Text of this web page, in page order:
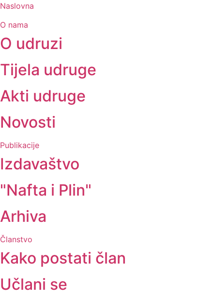
Naslovna
O nama
O udruzi
Tijela udruge
Akti udruge
Novosti
Publikacije
Izdavaštvo
"Nafta i Plin"
Arhiva
Članstvo
Kako postati član
Učlani se